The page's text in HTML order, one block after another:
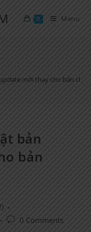
0 Menu
mới thay cho bản
bản
bản
Post0 Comments